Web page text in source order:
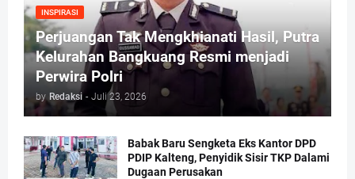
INSPIRASI
Perjuangan Tak Mengkhianati Hasil, Putra
Kelurahan Bangkuang Resmi menjadi
Perwira Polri
by Redaksi - Juli 23, 2026
Babak Baru Sengketa Eks Kantor DPD
PDIP Kalteng, Penyidik Sisir TKP Dalami
Dugaan Perusakan